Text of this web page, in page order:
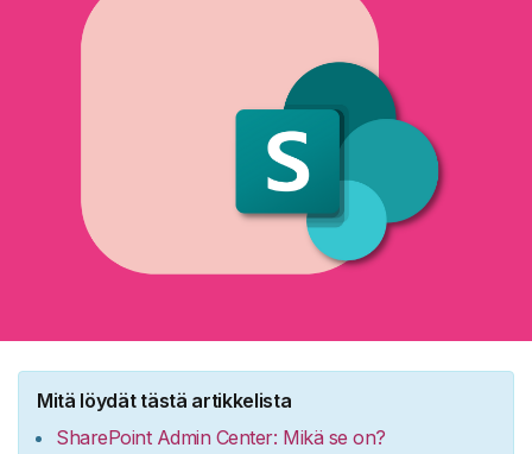
Mitä löydät tästä artikkelista
SharePoint Admin Center: Mikä se on?